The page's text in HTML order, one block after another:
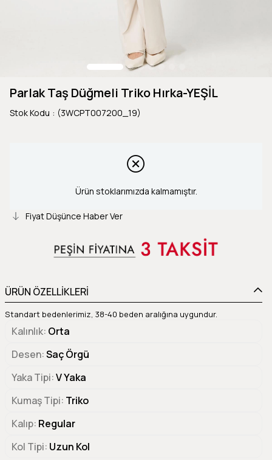
Parlak Taş Düğmeli Triko Hırka-YEŞİL
Stok Kodu (3WCPT007200_19)
Ürün stoklarımızda kalmamıştır.
Fiyat Düşünce Haber Ver
ÜRÜN ÖZELLİKLERİ
Standart bedenlerimiz, 38-40 beden aralığına uygundur.
Kalınlık Orta
Desen Saç Örgü
Yaka Tipi V Yaka
Kumaş Tipi Triko
Kalıp Regular
Kol Tipi Uzun Kol